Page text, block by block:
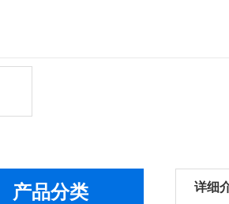
产品分类 详细